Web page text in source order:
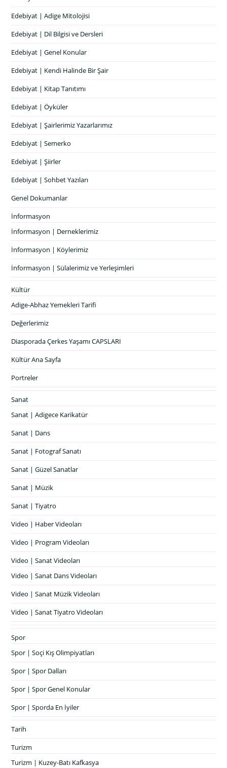
Edebiyat | Adige Mitolojisi
Edebiyat | Dil Bilgisi ve Dersleri
Edebiyat | Genel Konular
Edebiyat | Kendi Halinde Bir Şair
Edebiyat | Kitap Tanıtımı
Edebiyat | Öyküler
Edebiyat | Şairlerimiz Yazarlarımız
Edebiyat | Semerko
Edebiyat | Şiirler
Edebiyat | Sohbet Yazıları
Genel Dokumanlar
İnformasyon
İnformasyon | Derneklerimiz
İnformasyon | Köylerimiz
İnformasyon | Sülalerimiz ve Yerleşimleri
Kültür
Adige-Abhaz Yemekleri Tarifi
Değerlerimiz
Diasporada Çerkes Yaşamı CAPSLARI
Kültür Ana Sayfa
Portreler
Sanat
Sanat | Adigece Karikatür
Sanat | Dans
Sanat | Fotograf Sanatı
Sanat | Güzel Sanatlar
Sanat | Müzik
Sanat | Tiyatro
Video | Haber Videoları
Video | Program Videoları
Video | Sanat Videoları
Video | Sanat Dans Videoları
Video | Sanat Müzik Videoları
Video | Sanat Tiyatro Videoları
Spor
Spor | Soçi Kış Olimpiyatları
Spor | Spor Dalları
Spor | Spor Genel Konular
Spor | Sporda En İyiler
Tarih
Turizm
Turizm | Kuzey-Batı Kafkasya